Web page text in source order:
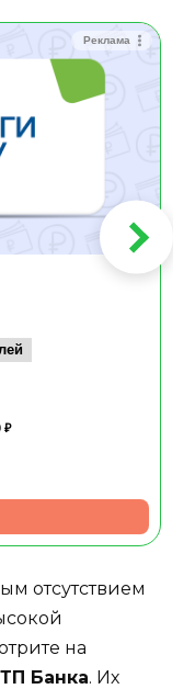
Реклама
₽
отсутствием
на
Банка. Их